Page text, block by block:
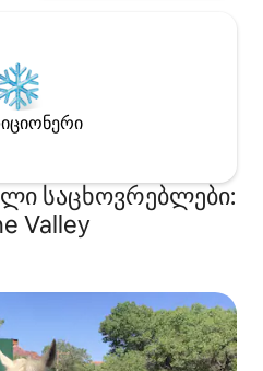
საცხოვრებლები:
Valley
ვარიანტი